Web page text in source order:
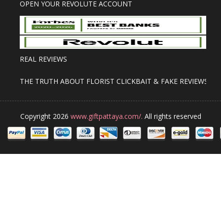
OPEN YOUR REVOLUTE ACCOUNT
REAL REVIEWS
THE TRUTH ABOUT FLORIST CLICKBAIT & FAKE REVIEWS
Copyright 2026 www.giftpattaya.com/. All rights reserved